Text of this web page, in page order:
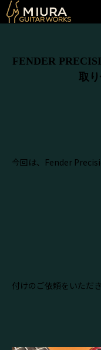
FENDER
取
今回は、Fender
付けのご依頼をいただ